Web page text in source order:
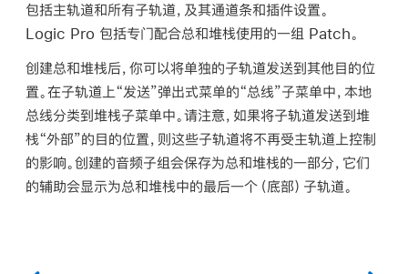
包括主轨道和所有子轨道，及其通道条和插件设置。
Logic Pro 包括专门配合总和堆栈使用的一组 Patch。
创建总和堆栈后，你可以将单独的子轨道发送到其他目的位
置。在子轨道上“发送”弹出式菜单的“总线”子菜单中，本地
总线分类到堆栈子菜单中。请注意，如果将子轨道发送到堆
栈“外部”的目的位置，则这些子轨道将不再受主轨道上控制
的影响。创建的音频子组会保存为总和堆栈的一部分，它们
的辅助会显示为总和堆栈中的最后一个（底部）子轨道。